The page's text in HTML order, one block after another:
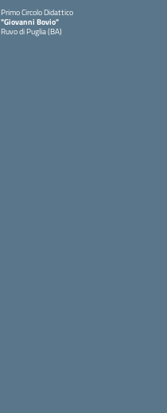
Primo Circolo Didattico
"Giovanni Bovio"
Ruvo di Puglia (BA)